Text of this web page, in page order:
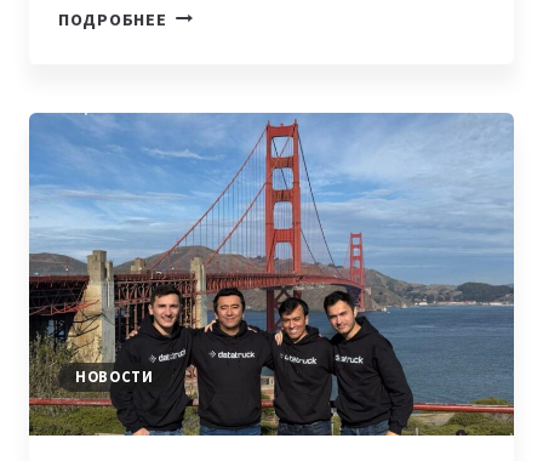
ПОДРОБНЕЕ ALOQAVENTURES
В
УЗБЕКСКИЙ
СТАРТАП
ALIPOS
НОВОСТИ